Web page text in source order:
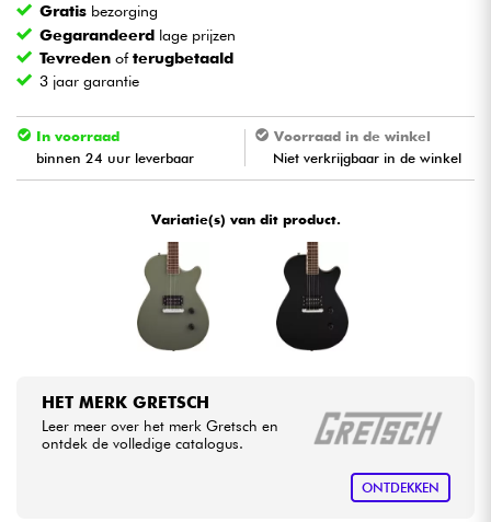
Blaasinstrument
Viool & Quatuor
Kabels & toebehoren
Bekijk onze merken
Gratis bezorging
Gegarandeerd lage prijzen
Tevreden ofterugbetaald
3 jaar garantie
In voorraad
binnen 24 uur leverbaar
Voorraad in de winkel
Niet verkrijgbaar in de winkel
Variatie(s) van dit product.
HET MERK GRETSCH
Leer meer over het merk Gretsch en
ontdek de volledige catalogus.
ONTDEKKEN